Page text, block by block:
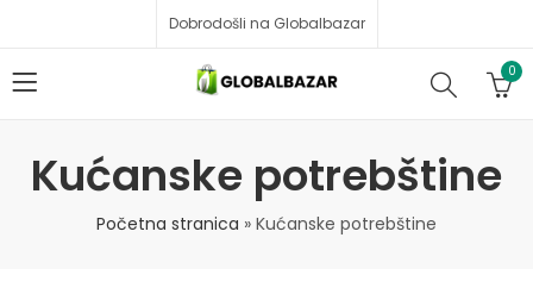
Dobrodošli na Globalbazar
0
Kućanske potrebštine
Početna stranica » Kućanske potrebštine